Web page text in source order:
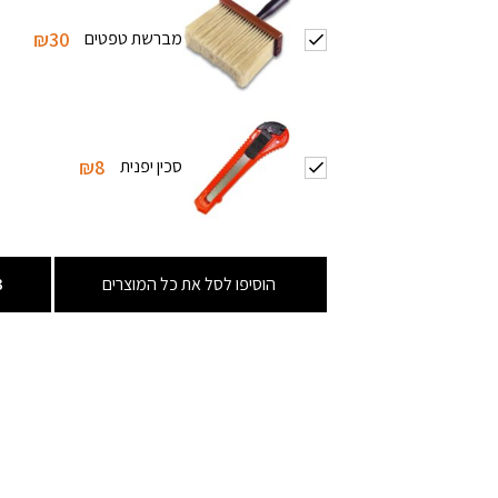
מברשת טפטים ₪30
סכין יפנית ₪8
הוסיפו לסל את כל המוצרים